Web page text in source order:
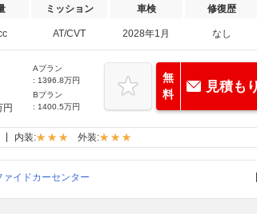
ミッション 車検 修復歴
AT/CVT 2028年1月 なし
円
Aプラン
: 1396.8万円
Bプラン
: 1400.5万円
無
料
見積も
内装: 外装:
イドカーセンター